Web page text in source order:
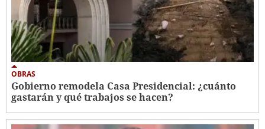
OBRAS
Gobierno remodela Casa Presidencial: ¿cuánto
gastarán y qué trabajos se hacen?